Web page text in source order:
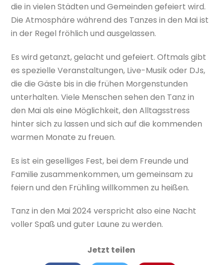
die in vielen Städten und Gemeinden gefeiert wird.
Die Atmosphäre während des Tanzes in den Mai ist
in der Regel fröhlich und ausgelassen.
Es wird getanzt, gelacht und gefeiert. Oftmals gibt
es spezielle Veranstaltungen, Live-Musik oder DJs,
die die Gäste bis in die frühen Morgenstunden
unterhalten. Viele Menschen sehen den Tanz in
den Mai als eine Möglichkeit, den Alltagsstress
hinter sich zu lassen und sich auf die kommenden
warmen Monate zu freuen.
Es ist ein geselliges Fest, bei dem Freunde und
Familie zusammenkommen, um gemeinsam zu
feiern und den Frühling willkommen zu heißen.
Tanz in den Mai 2024 verspricht also eine Nacht
voller Spaß und guter Laune zu werden.